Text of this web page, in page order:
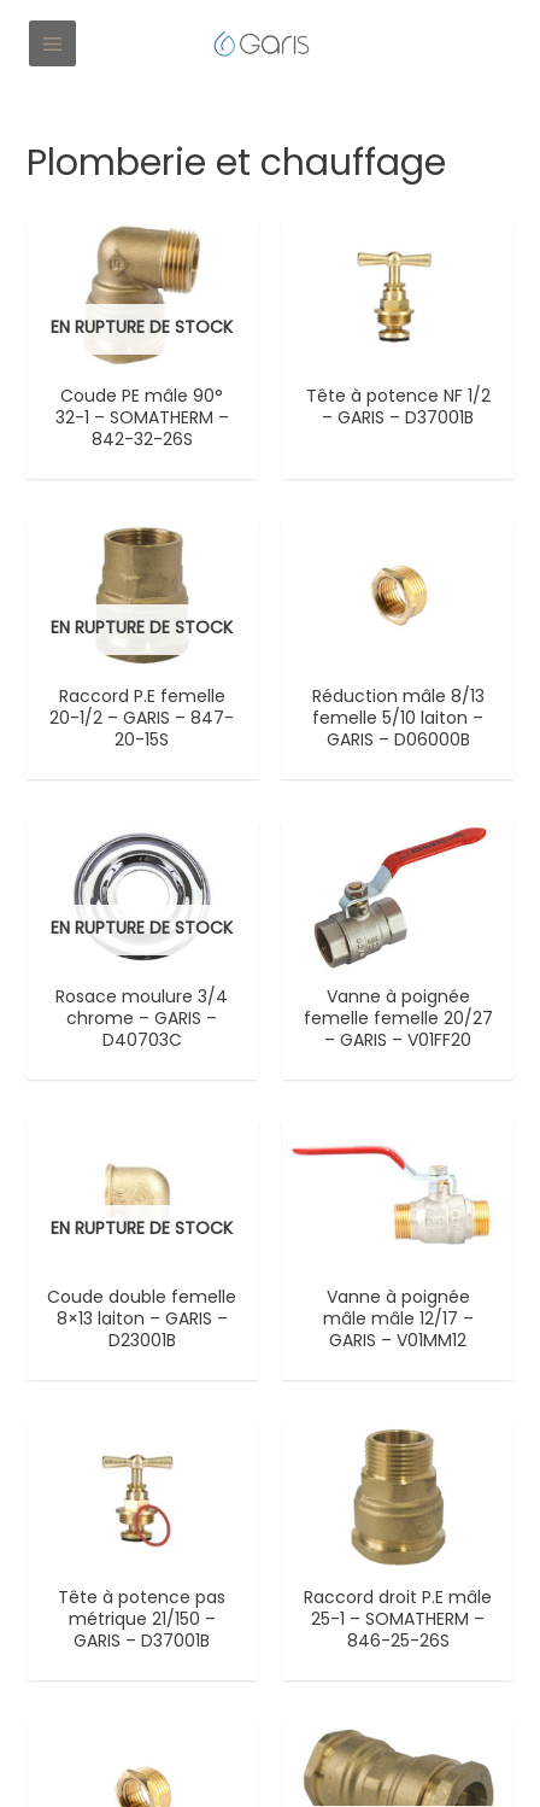
Plomberie et chauffage
EN RUPTURE DE STOCK
Coude PE mâle 90°
32-1 – SOMATHERM –
842-32-26S
Tête à potence NF 1/2
– GARIS – D37001B
EN RUPTURE DE STOCK
Raccord P.E femelle
20-1/2 – GARIS – 847-
20-15S
Réduction mâle 8/13
femelle 5/10 laiton –
GARIS – D06000B
EN RUPTURE DE STOCK
Rosace moulure 3/4
chrome – GARIS –
D40703C
Vanne à poignée
femelle femelle 20/27
– GARIS – V01FF20
EN RUPTURE DE STOCK
Coude double femelle
8×13 laiton – GARIS –
D23001B
Vanne à poignée
mâle mâle 12/17 –
GARIS – V01MM12
Tête à potence pas
métrique 21/150 –
GARIS – D37001B
Raccord droit P.E mâle
25-1 – SOMATHERM –
846-25-26S